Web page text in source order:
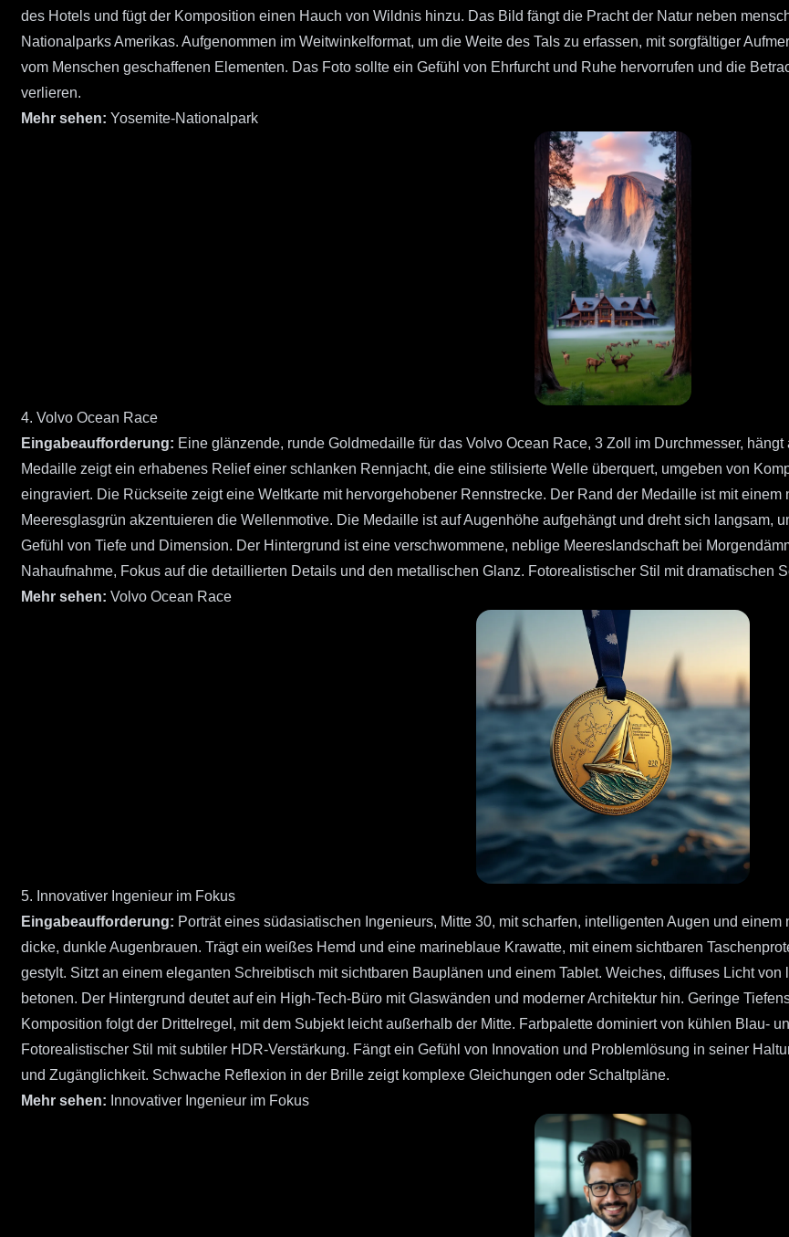
des Hotels und fügt der Komposition einen Hauch von Wildnis hinzu. Das Bild fängt die Pracht der Natur neben
Nationalparks Amerikas. Aufgenommen im Weitwinkelformat, um die Weite des Tals zu erfassen, mit sorgfältiger
vom Menschen geschaffenen Elementen. Das Foto sollte ein Gefühl von Ehrfurcht und Ruhe hervorrufen und die
verlieren.
Mehr sehen: Yosemite-Nationalpark
4. Volvo Ocean Race
Eingabeaufforderung: Eine glänzende, runde Goldmedaille für das Volvo Ocean Race, 3 Zoll im Durchmesser,
Medaille zeigt ein erhabenes Relief einer schlanken Rennjacht, die eine stilisierte Welle überquert, umgeben von
eingraviert. Die Rückseite zeigt eine Weltkarte mit hervorgehobener Rennstrecke. Der Rand der Medaille ist mit
Meeresglasgrün akzentuieren die Wellenmotive. Die Medaille ist auf Augenhöhe aufgehängt und dreht sich langsam,
Gefühl von Tiefe und Dimension. Der Hintergrund ist eine verschwommene, neblige Meereslandschaft bei
Nahaufnahme, Fokus auf die detaillierten Details und den metallischen Glanz. Fotorealistischer Stil mit dramatischen
Mehr sehen: Volvo Ocean Race
5. Innovativer Ingenieur im Fokus
Eingabeaufforderung: Porträt eines südasiatischen Ingenieurs, Mitte 30, mit scharfen, intelligenten Augen und
dicke, dunkle Augenbrauen. Trägt ein weißes Hemd und eine marineblaue Krawatte, mit einem sichtbaren
gestylt. Sitzt an einem eleganten Schreibtisch mit sichtbaren Bauplänen und einem Tablet. Weiches, diffuses Licht
betonen. Der Hintergrund deutet auf ein High-Tech-Büro mit Glaswänden und moderner Architektur hin. Geringe
Komposition folgt der Drittelregel, mit dem Subjekt leicht außerhalb der Mitte. Farbpalette dominiert von kühlen Blau-
Fotorealistischer Stil mit subtiler HDR-Verstärkung. Fängt ein Gefühl von Innovation und Problemlösung in seiner
und Zugänglichkeit. Schwache Reflexion in der Brille zeigt komplexe Gleichungen oder Schaltpläne.
Mehr sehen: Innovativer Ingenieur im Fokus